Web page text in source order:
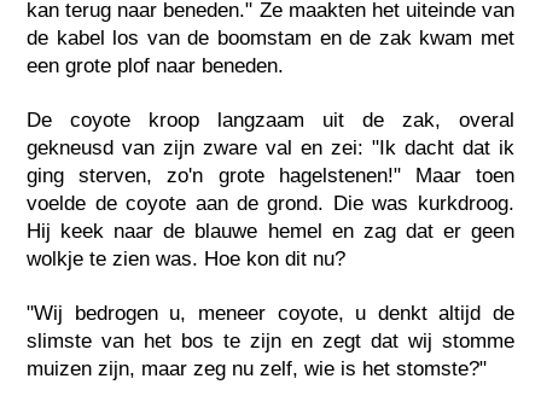
kan terug naar beneden." Ze maakten het uiteinde van
de kabel los van de boomstam en de zak kwam met
een grote plof naar beneden.
De coyote kroop langzaam uit de zak, overal
gekneusd van zijn zware val en zei: "Ik dacht dat ik
ging sterven, zo'n grote hagelstenen!" Maar toen
voelde de coyote aan de grond. Die was kurkdroog.
Hij keek naar de blauwe hemel en zag dat er geen
wolkje te zien was. Hoe kon dit nu?
"Wij bedrogen u, meneer coyote, u denkt altijd de
slimste van het bos te zijn en zegt dat wij stomme
muizen zijn, maar zeg nu zelf, wie is het stomste?"